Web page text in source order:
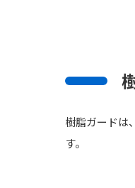
樹脂ガードは
す。